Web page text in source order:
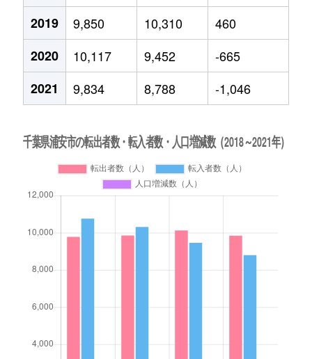
2019
9,850 10,310
460
2020
10,117 9,452
-665
2021
9,834 8,788 -1,046